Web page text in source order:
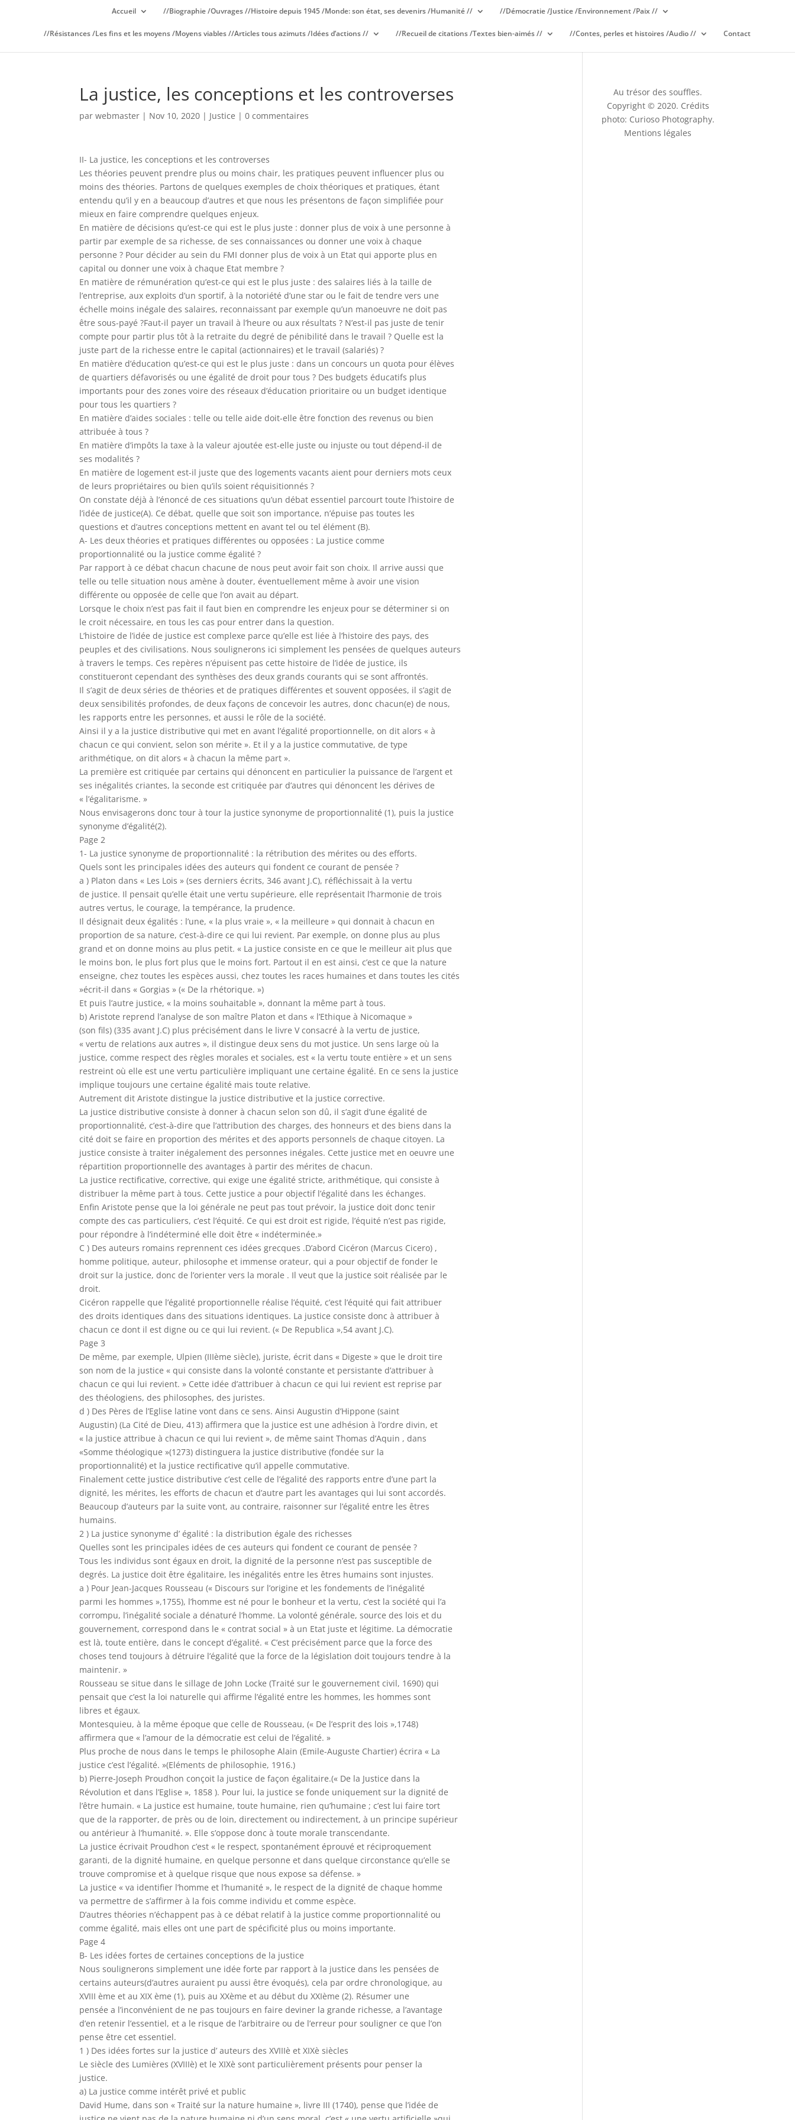
Accueil //Biographie /Ouvrages //Histoire depuis 1945 /Monde: son état, ses devenirs /Humanité // //Démocratie /Justice /Environnement /Paix //
//Résistances /Les fins et les moyens /Moyens viables //Articles tous azimuts /Idées d’actions // //Recueil de citations /Textes bien-aimés // //Contes, perles et histoires /Audio // Contact
La justice, les conceptions et les controverses
parwebmaster | Nov 10, 2020 | Justice |0 commentaires
II- La justice, les conceptions et les controverses
Les théories peuvent prendre plus ou moins chair, les pratiques peuvent influencer plus ou
moins des théories. Partons de quelques exemples de choix théoriques et pratiques, étant
entendu qu’il y en a beaucoup d’autres et que nous les présentons de façon simplifiée pour
mieux en faire comprendre quelques enjeux.
En matière de décisions qu’est-ce qui est le plus juste : donner plus de voix à une personne à
partir par exemple de sa richesse, de ses connaissances ou donner une voix à chaque
personne ? Pour décider au sein du FMI donner plus de voix à un Etat qui apporte plus en
capital ou donner une voix à chaque Etat membre ?
En matière de rémunération qu’est-ce qui est le plus juste : des salaires liés à la taille de
l’entreprise, aux exploits d’un sportif, à la notoriété d’une star ou le fait de tendre vers une
échelle moins inégale des salaires, reconnaissant par exemple qu’un manoeuvre ne doit pas
être sous-payé ?Faut-il payer un travail à l’heure ou aux résultats ? N’est-il pas juste de tenir
compte pour partir plus tôt à la retraite du degré de pénibilité dans le travail ? Quelle est la
juste part de la richesse entre le capital (actionnaires) et le travail (salariés) ?
En matière d’éducation qu’est-ce qui est le plus juste : dans un concours un quota pour élèves
de quartiers défavorisés ou une égalité de droit pour tous ? Des budgets éducatifs plus
importants pour des zones voire des réseaux d’éducation prioritaire ou un budget identique
pour tous les quartiers ?
En matière d’aides sociales : telle ou telle aide doit-elle être fonction des revenus ou bien
attribuée à tous ?
En matière d’impôts la taxe à la valeur ajoutée est-elle juste ou injuste ou tout dépend-il de
ses modalités ?
En matière de logement est-il juste que des logements vacants aient pour derniers mots ceux
de leurs propriétaires ou bien qu’ils soient réquisitionnés ?
On constate déjà à l’énoncé de ces situations qu’un débat essentiel parcourt toute l’histoire de
l’idée de justice(A). Ce débat, quelle que soit son importance, n’épuise pas toutes les
questions et d’autres conceptions mettent en avant tel ou tel élément (B).
A- Les deux théories et pratiques différentes ou opposées : La justice comme
proportionnalité ou la justice comme égalité ?
Par rapport à ce débat chacun chacune de nous peut avoir fait son choix. Il arrive aussi que
telle ou telle situation nous amène à douter, éventuellement même à avoir une vision
différente ou opposée de celle que l’on avait au départ.
Lorsque le choix n’est pas fait il faut bien en comprendre les enjeux pour se déterminer si on
le croit nécessaire, en tous les cas pour entrer dans la question.
L’histoire de l’idée de justice est complexe parce qu’elle est liée à l’histoire des pays, des
peuples et des civilisations. Nous soulignerons ici simplement les pensées de quelques auteurs
à travers le temps. Ces repères n’épuisent pas cette histoire de l’idée de justice, ils
constitueront cependant des synthèses des deux grands courants qui se sont affrontés.
Il s’agit de deux séries de théories et de pratiques différentes et souvent opposées, il s’agit de
deux sensibilités profondes, de deux façons de concevoir les autres, donc chacun(e) de nous,
les rapports entre les personnes, et aussi le rôle de la société.
Ainsi il y a la justice distributive qui met en avant l’égalité proportionnelle, on dit alors « à
chacun ce qui convient, selon son mérite ». Et il y a la justice commutative, de type
arithmétique, on dit alors « à chacun la même part ».
La première est critiquée par certains qui dénoncent en particulier la puissance de l’argent et
ses inégalités criantes, la seconde est critiquée par d’autres qui dénoncent les dérives de
« l’égalitarisme. »
Nous envisagerons donc tour à tour la justice synonyme de proportionnalité (1), puis la justice
synonyme d’égalité(2).
Page 2
1- La justice synonyme de proportionnalité : la rétribution des mérites ou des efforts.
Quels sont les principales idées des auteurs qui fondent ce courant de pensée ?
a ) Platon dans « Les Lois » (ses derniers écrits, 346 avant J.C), réfléchissait à la vertu
de justice. Il pensait qu’elle était une vertu supérieure, elle représentait l’harmonie de trois
autres vertus, le courage, la tempérance, la prudence.
Il désignait deux égalités : l’une, « la plus vraie », « la meilleure » qui donnait à chacun en
proportion de sa nature, c’est-à-dire ce qui lui revient. Par exemple, on donne plus au plus
grand et on donne moins au plus petit. « La justice consiste en ce que le meilleur ait plus que
le moins bon, le plus fort plus que le moins fort. Partout il en est ainsi, c’est ce que la nature
enseigne, chez toutes les espèces aussi, chez toutes les races humaines et dans toutes les cités
»écrit-il dans « Gorgias » (« De la rhétorique. »)
Et puis l’autre justice, « la moins souhaitable », donnant la même part à tous.
b) Aristote reprend l’analyse de son maître Platon et dans « l’Ethique à Nicomaque »
(son fils) (335 avant J.C) plus précisément dans le livre V consacré à la vertu de justice,
« vertu de relations aux autres », il distingue deux sens du mot justice. Un sens large où la
justice, comme respect des règles morales et sociales, est « la vertu toute entière » et un sens
restreint où elle est une vertu particulière impliquant une certaine égalité. En ce sens la justice
implique toujours une certaine égalité mais toute relative.
Autrement dit Aristote distingue la justice distributive et la justice corrective.
La justice distributive consiste à donner à chacun selon son dû, il s’agit d’une égalité de
proportionnalité, c’est-à-dire que l’attribution des charges, des honneurs et des biens dans la
cité doit se faire en proportion des mérites et des apports personnels de chaque citoyen. La
justice consiste à traiter inégalement des personnes inégales. Cette justice met en oeuvre une
répartition proportionnelle des avantages à partir des mérites de chacun.
La justice rectificative, corrective, qui exige une égalité stricte, arithmétique, qui consiste à
distribuer la même part à tous. Cette justice a pour objectif l’égalité dans les échanges.
Enfin Aristote pense que la loi générale ne peut pas tout prévoir, la justice doit donc tenir
compte des cas particuliers, c’est l’équité. Ce qui est droit est rigide, l’équité n’est pas rigide,
pour répondre à l’indéterminé elle doit être « indéterminée.»
C ) Des auteurs romains reprennent ces idées grecques .D’abord Cicéron (Marcus Cicero) ,
homme politique, auteur, philosophe et immense orateur, qui a pour objectif de fonder le
droit sur la justice, donc de l’orienter vers la morale . Il veut que la justice soit réalisée par le
droit.
Cicéron rappelle que l’égalité proportionnelle réalise l’équité, c’est l’équité qui fait attribuer
des droits identiques dans des situations identiques. La justice consiste donc à attribuer à
chacun ce dont il est digne ou ce qui lui revient. (« De Republica »,54 avant J.C).
Page 3
De même, par exemple, Ulpien (IIIème siècle), juriste, écrit dans « Digeste » que le droit tire
son nom de la justice « qui consiste dans la volonté constante et persistante d’attribuer à
chacun ce qui lui revient. » Cette idée d’attribuer à chacun ce qui lui revient est reprise par
des théologiens, des philosophes, des juristes.
d ) Des Pères de l’Eglise latine vont dans ce sens. Ainsi Augustin d’Hippone (saint
Augustin) (La Cité de Dieu, 413) affirmera que la justice est une adhésion à l’ordre divin, et
« la justice attribue à chacun ce qui lui revient », de même saint Thomas d’Aquin , dans
«Somme théologique »(1273) distinguera la justice distributive (fondée sur la
proportionnalité) et la justice rectificative qu’il appelle commutative.
Finalement cette justice distributive c’est celle de l’égalité des rapports entre d’une part la
dignité, les mérites, les efforts de chacun et d’autre part les avantages qui lui sont accordés.
Beaucoup d’auteurs par la suite vont, au contraire, raisonner sur l’égalité entre les êtres
humains.
2 ) La justice synonyme d’ égalité : la distribution égale des richesses
Quelles sont les principales idées de ces auteurs qui fondent ce courant de pensée ?
Tous les individus sont égaux en droit, la dignité de la personne n’est pas susceptible de
degrés. La justice doit être égalitaire, les inégalités entre les êtres humains sont injustes.
a ) Pour Jean-Jacques Rousseau (« Discours sur l’origine et les fondements de l’inégalité
parmi les hommes »,1755), l’homme est né pour le bonheur et la vertu, c’est la société qui l’a
corrompu, l’inégalité sociale a dénaturé l’homme. La volonté générale, source des lois et du
gouvernement, correspond dans le « contrat social » à un Etat juste et légitime. La démocratie
est là, toute entière, dans le concept d’égalité. « C’est précisément parce que la force des
choses tend toujours à détruire l’égalité que la force de la législation doit toujours tendre à la
maintenir. »
Rousseau se situe dans le sillage de John Locke (Traité sur le gouvernement civil, 1690) qui
pensait que c’est la loi naturelle qui affirme l’égalité entre les hommes, les hommes sont
libres et égaux.
Montesquieu, à la même époque que celle de Rousseau, (« De l’esprit des lois »,1748)
affirmera que « l’amour de la démocratie est celui de l’égalité. »
Plus proche de nous dans le temps le philosophe Alain (Emile-Auguste Chartier) écrira « La
justice c’est l’égalité. »(Eléments de philosophie, 1916.)
b) Pierre-Joseph Proudhon conçoit la justice de façon égalitaire.(« De la Justice dans la
Révolution et dans l’Eglise », 1858 ). Pour lui, la justice se fonde uniquement sur la dignité de
l’être humain. « La justice est humaine, toute humaine, rien qu’humaine ; c’est lui faire tort
que de la rapporter, de près ou de loin, directement ou indirectement, à un principe supérieur
ou antérieur à l’humanité. ». Elle s’oppose donc à toute morale transcendante.
La justice écrivait Proudhon c’est « le respect, spontanément éprouvé et réciproquement
garanti, de la dignité humaine, en quelque personne et dans quelque circonstance qu’elle se
trouve compromise et à quelque risque que nous expose sa défense. »
La justice « va identifier l’homme et l’humanité », le respect de la dignité de chaque homme
va permettre de s’affirmer à la fois comme individu et comme espèce.
D’autres théories n’échappent pas à ce débat relatif à la justice comme proportionnalité ou
comme égalité, mais elles ont une part de spécificité plus ou moins importante.
Page 4
B- Les idées fortes de certaines conceptions de la justice
Nous soulignerons simplement une idée forte par rapport à la justice dans les pensées de
certains auteurs(d’autres auraient pu aussi être évoqués), cela par ordre chronologique, au
XVIII ème et au XIX ème (1), puis au XXème et au début du XXIème (2). Résumer une
pensée a l’inconvénient de ne pas toujours en faire deviner la grande richesse, a l’avantage
d’en retenir l’essentiel, et a le risque de l’arbitraire ou de l’erreur pour souligner ce que l’on
pense être cet essentiel.
1 ) Des idées fortes sur la justice d’ auteurs des XVIIIè et XIXè siècles
Le siècle des Lumières (XVIIIè) et le XIXè sont particulièrement présents pour penser la
justice.
a) La justice comme intérêt privé et public
David Hume, dans son « Traité sur la nature humaine », livre III (1740), pense que l’idée de
Au trésor des souffles.
Copyright © 2020. Crédits
photo: Curioso Photography.
Mentions légales